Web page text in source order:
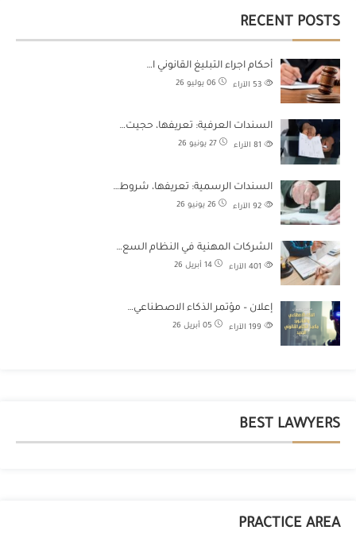
RECENT POSTS
أحكام اجراء التبليغ القانوني ا…
06 يوليو 26 الآراء
السندات العرفية: تعريفها، حجيت…
27 يونيو 26 الآراء
السندات الرسمية: تعريفها، شروط…
26 يونيو 26 الآراء
الشركات المهنية في النظام السع…
14 أبريل 26 الآراء
إعلان – مؤتمر الذكاء الاصطناعي…
05 أبريل 26 الآراء
BEST LAWYERS
PRACTICE AREA